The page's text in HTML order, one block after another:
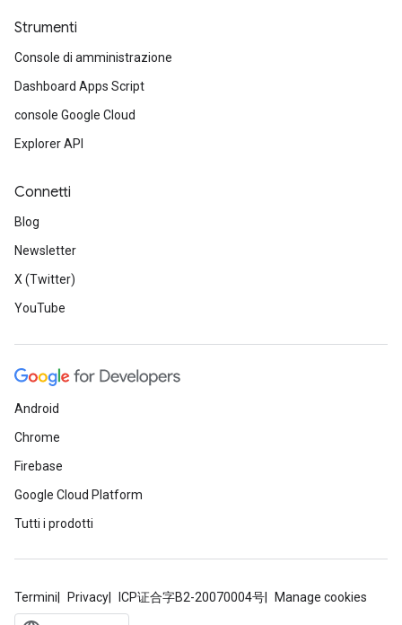
Strumenti
Console di amministrazione
Dashboard Apps Script
console Google Cloud
Explorer API
Connetti
Blog
Newsletter
X (Twitter)
YouTube
Android
Chrome
Firebase
Google Cloud Platform
Tutti i prodotti
Termini Privacy ICP证合字B2-20070004号 Manage cookies